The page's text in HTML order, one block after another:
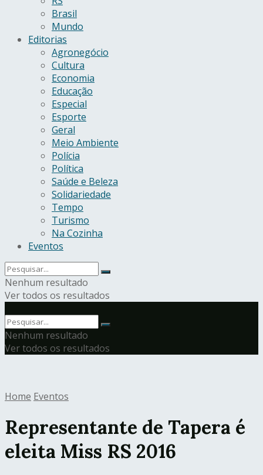
Brasil
Mundo
Editorias
Agronegócio
Cultura
Economia
Educação
Especial
Esporte
Geral
Meio Ambiente
Polícia
Política
Saúde e Beleza
Solidariedade
Tempo
Turismo
Na Cozinha
Eventos
Nenhum resultado
Ver todos os resultados
Nenhum resultado
Ver todos os resultados
Home Eventos
Representante de Tapera é
eleita Miss RS 2016